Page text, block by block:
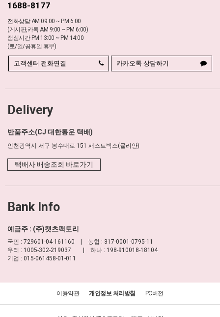
1688-8177
전화상담 AM 09:00 ~ PM 6:00
(게시판,카톡 AM 9:00 ~ PM 6:00)
점심시간 PM 13:00 ~ PM 14:00
(토/일/공휴일 휴무)
고객센터 전화연결 카카오톡 상담하기
Delivery
반품주소(CJ 대한통운 택배)
인천광역시 서구 봉수대로 151 패스트박스(뮬리안)
택배사 배송조회 바로가기
Bank Info
예금주 : (주)캣츠팩토리
국민 : 729601-04-161160 | 농협 : 317-0001-0795-11
우리 : 1005-302-219037 | 하나 : 198-910018-18104
기업 : 015-061458-01-011
이용약관 개인정보 처리방침 PC버전